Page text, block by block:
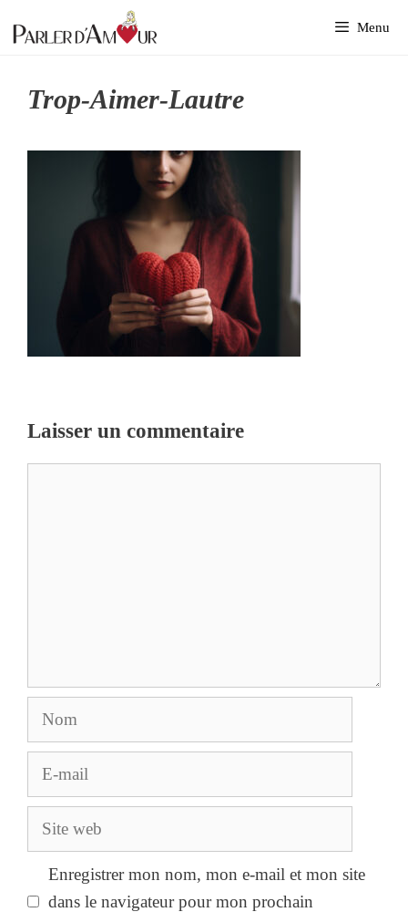
au
Menu
Trop-Aimer-Lautre
Laisser un commentaire
Nom
E-
Site
Enregistrer mon nom, mon e-mail et mon site
dans le navigateur pour mon prochain